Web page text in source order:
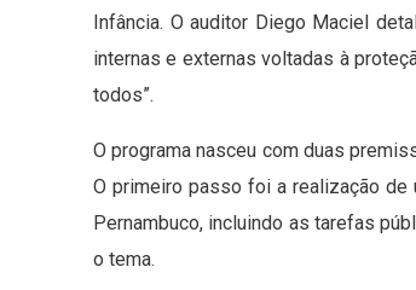
Infância. O auditor Diego Maciel
internas e externas voltadas à
todos”.
O programa nasceu com duas
O primeiro passo foi a realização de
Pernambuco, incluindo as tarefas
o tema.